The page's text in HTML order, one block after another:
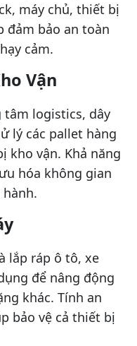
máy chủ, thiết bị
đảm bảo an toàn
cảm.
Vận
tâm logistics, dây
lý các pallet hàng
kho vận. Khả năng
hóa không gian
lắp ráp ô tô, xe
để nâng động
khác. Tính an
bảo vệ cả thiết bị